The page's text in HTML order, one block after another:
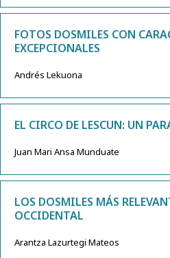
FOTOS DOSMILES CON
EXCEPCIONALES
Andrés Lekuona
EL CIRCO DE LESCUN: UN
Juan Mari Ansa Munduate
LOS DOSMILES MÁS
OCCIDENTAL
Arantza Lazurtegi Mateos